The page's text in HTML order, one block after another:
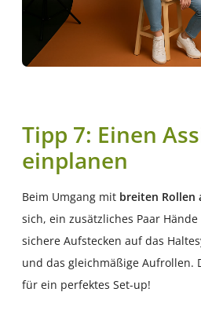
Tipp 7: Einen
einplanen
Beim Umgang mit breiten Rollen
sich, ein zusätzliches Paar
sichere Aufstecken auf das
und das gleichmäßige Aufrollen.
für ein perfektes Set-up!